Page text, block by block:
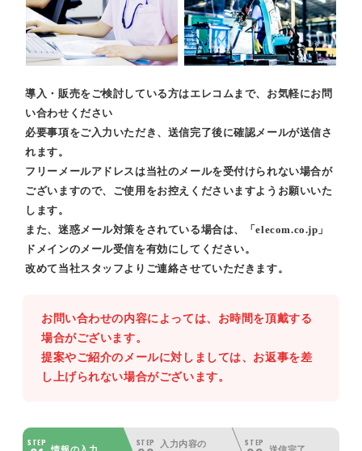
導入・販売をご検討している方はエレコムまで、お気軽にお問
い合わせください
必要事項をご入力いただき、送信完了後に確認メールが送信さ
れます。
フリーメールアドレスは当社のメールを受付けられない場合が
ございますので、ご使用をお控えくださいますようお願いいた
します。
また、迷惑メール対策をされている場合は、「elecom.co.jp」
ドメインのメール受信を有効にしてください。
改めて当社スタッフよりご連絡させていただきます。
お問い合わせの内容によっては、お時間を頂戴する
場合がございます。
提案やご紹介のメールに対しましては、お返事を差
し上げられない場合がございます。
STEP STEP
入力内容の
STEP